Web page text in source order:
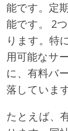
能です。定
能です。 2
ります。特
用可能なサ
に、有料バ
落しています
たとえば、